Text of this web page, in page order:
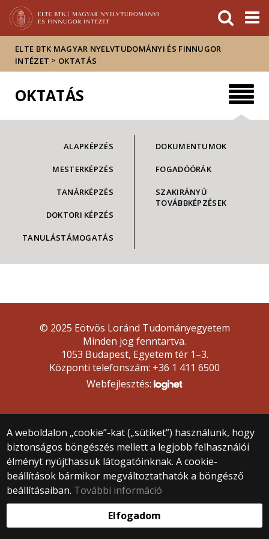
Hírek
Események
ELTE a
sajtóban
ELTE BTK MAGYAR NYELVTUDOMÁNYI ÉS FINNUGOR
INTÉZET > OKTATÁS
OKTATÁS
ALAPKÉPZÉS
MESTERKÉPZÉS
TANÁRKÉPZÉS
DOKTORI KÉPZÉS
TANULÁSTÁMOGATÁS
DOKUMENTUMOK
FOGADÓÓRÁK
SZAKIRÁNYÚ
TOVÁBBKÉPZÉSEK
A weboldalon „cookie”-kat („sütiket”) használunk, hogy
biztonságos böngészés mellett a legjobb felhasználói
élményt nyújthassuk látogatóinknak. A cookie-
beállítások bármikor megváltoztathatók a böngésző
beállításaiban. További információ
Elfogadom
© 2025 Eötvös Loránd Tudományegyetem
Minden jog fenntartva.
1053 Budapest, Egyetem tér 1–3.
Központi telefonszám: +36 1 411 6500
Webfejlesztés: